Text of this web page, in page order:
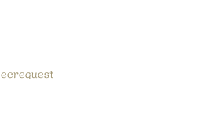
ecrequest